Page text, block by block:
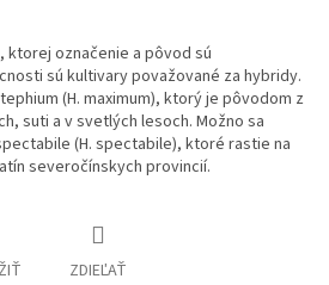
ktorej označenie a pôvod sú
sú kultivary považované za hybridy.
(H. maximum), ktorý je pôvodom z
suti a v svetlých lesoch. Možno sa
(H. spectabile), ktoré rastie na
severočínskych provincií.
ZDIEĽAŤ